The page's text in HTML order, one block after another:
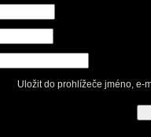
Uložit do prohlížeče jméno, e-